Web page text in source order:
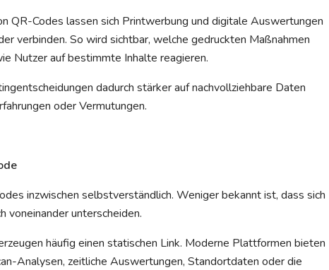
QR-Codes lassen sich Printwerbung und digitale Auswertungen
verbinden. So wird sichtbar, welche gedruckten Maßnahmen
Nutzer auf bestimmte Inhalte reagieren.
dadurch stärker auf nachvollziehbare Daten
oder Vermutungen.
inzwischen selbstverständlich. Weniger bekannt ist, dass sich
voneinander unterscheiden.
häufig einen statischen Link. Moderne Plattformen bieten
Analysen, zeitliche Auswertungen, Standortdaten oder die